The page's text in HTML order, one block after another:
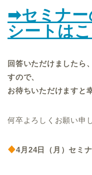
➡セミナー
シートは
回答いただけましたら
すので、
お待ちいただけますと
何卒よろしくお願い申
4月24日（月）セミ